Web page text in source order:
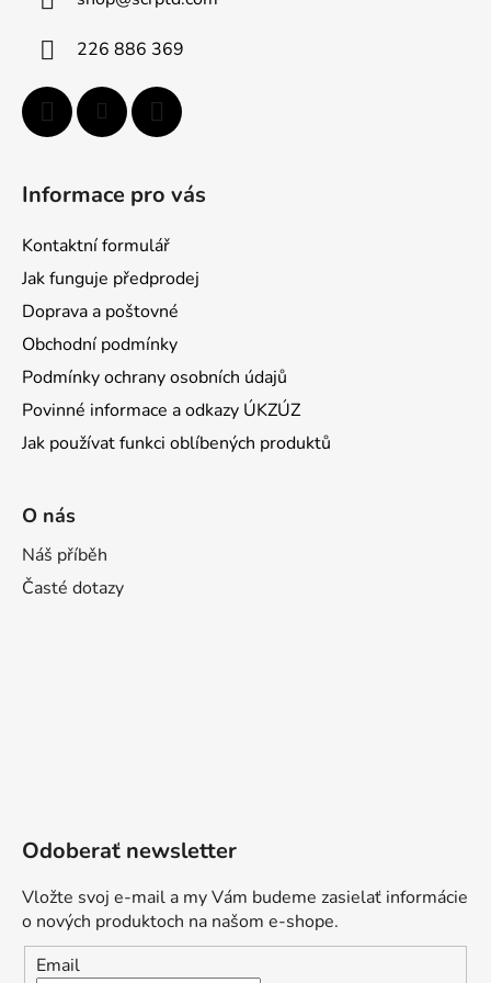
226 886 369
Informace pro vás
Kontaktní formulář
Jak funguje předprodej
Doprava a poštovné
Obchodní podmínky
Podmínky ochrany osobních údajů
Povinné informace a odkazy ÚKZÚZ
Jak používat funkci oblíbených produktů
O nás
Náš příběh
Časté dotazy
Odoberať newsletter
Vložte svoj e-mail a my Vám budeme zasielať informácie
o nových produktoch na našom e-shope.
Email